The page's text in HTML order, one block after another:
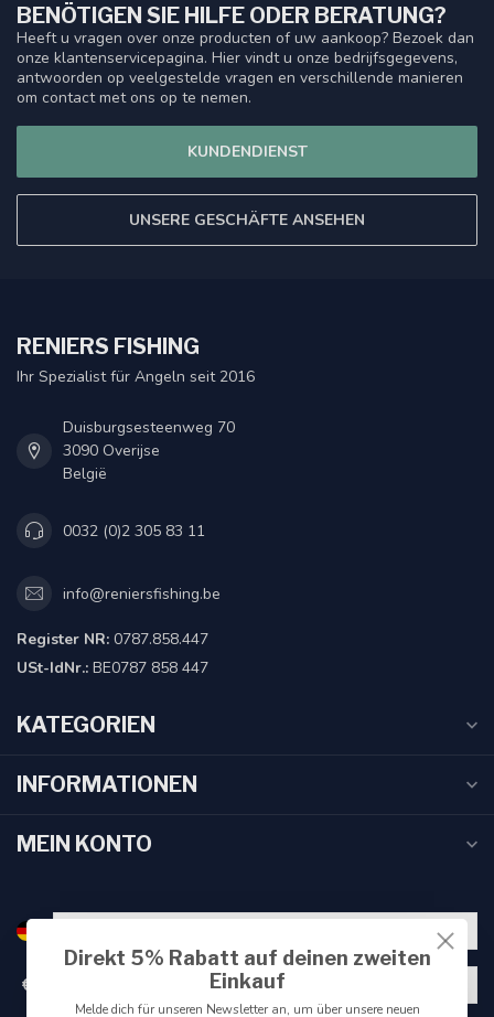
BENÖTIGEN SIE HILFE ODER BERATUNG?
Heeft u vragen over onze producten of uw aankoop? Bezoek dan
onze klantenservicepagina. Hier vindt u onze bedrijfsgegevens,
antwoorden op veelgestelde vragen en verschillende manieren
om contact met ons op te nemen.
KUNDENDIENST
UNSERE GESCHÄFTE ANSEHEN
RENIERS FISHING
Ihr Spezialist für Angeln seit 2016
Duisburgsesteenweg 70
3090 Overijse
België
0032 (0)2 305 83 11
info@reniersfishing.be
Register NR: 0787.858.447
USt-IdNr.: BE0787 858 447
KATEGORIEN
INFORMATIONEN
MEIN KONTO
€
Direkt 5% Rabatt auf deinen zweiten
Einkauf
Melde dich für unseren Newsletter an, um über unsere neuen